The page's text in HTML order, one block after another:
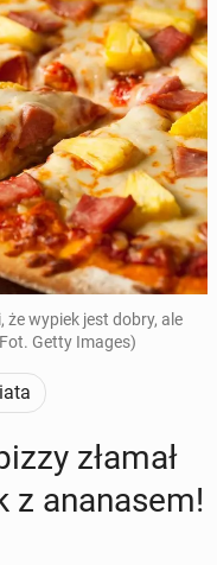
że wypiek jest dobry, ale
Getty Images)
złamał
z ana­na­sem!